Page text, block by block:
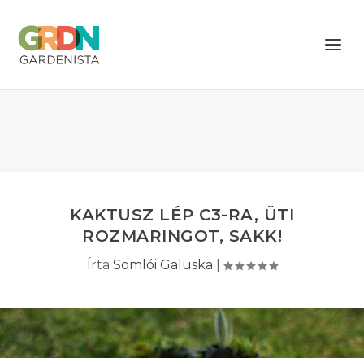
KAKTUSZ LÉP C3-RA, ÜTI
ROZMARINGOT, SAKK!
Írta Somlói Galuska